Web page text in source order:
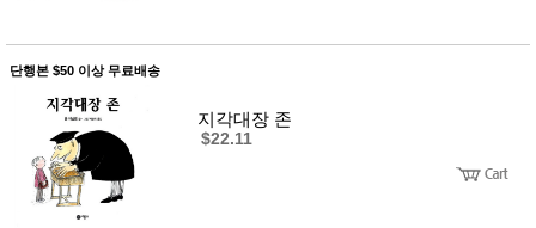
어/향수
남성화
미용제
주방가
전
계절/생
활가전
단행본 $50 이상 무료배송
지각대장 존
$22.11